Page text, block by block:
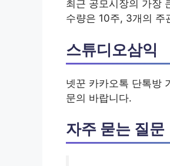
최근 공모시장의 가장
수량은 10주, 3개의 주
스튜디오삼익
넷꾼 카카오톡 단톡방
문의 바랍니다.
자주 묻는 질문